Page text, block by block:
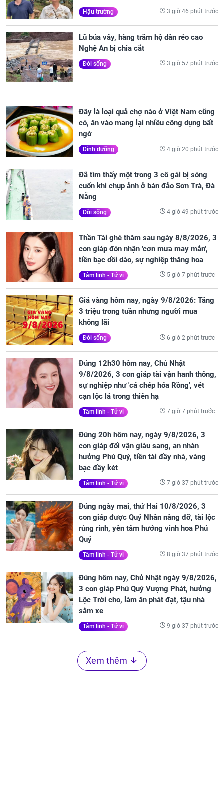
Hậu trường 3 giờ 46 phút trước
Lũ bủa vây, hàng trăm hộ dân rẻo cao
Nghệ An bị chia cắt
Đời sống 3 giờ 57 phút trước
Đây là loại quả chợ nào ở Việt Nam cũng
có, ăn vào mang lại nhiều công dụng bất
ngờ
Dinh dưỡng 4 giờ 20 phút trước
Đã tìm thấy một trong 3 cô gái bị sóng
cuốn khi chụp ảnh ở bán đảo Sơn Trà, Đà
Nẵng
Đời sống 4 giờ 49 phút trước
Thần Tài ghé thăm sau ngày 8/8/2026, 3
con giáp đón nhận 'cơn mưa may mắn',
tiền bạc dồi dào, sự nghiệp thăng hoa
Tâm linh - Tử vi 5 giờ 7 phút trước
Giá vàng hôm nay, ngày 9/8/2026: Tăng
3 triệu trong tuần nhưng người mua
không lãi
Đời sống 6 giờ 2 phút trước
Đúng 12h30 hôm nay, Chủ Nhật
9/8/2026, 3 con giáp tài vận hanh thông,
sự nghiệp như 'cá chép hóa Rồng', vét
cạn lộc lá trong thiên hạ
Tâm linh - Tử vi 7 giờ 7 phút trước
Đúng 20h hôm nay, ngày 9/8/2026, 3
con giáp đổi vận giàu sang, an nhàn
hưởng Phú Quý, tiền tài đầy nhà, vàng
bạc đầy két
Tâm linh - Tử vi 7 giờ 37 phút trước
Đúng ngày mai, thứ Hai 10/8/2026, 3
con giáp được Quý Nhân nâng đỡ, tài lộc
rủng rỉnh, yên tâm hưởng vinh hoa Phú
Quý
Tâm linh - Tử vi 8 giờ 37 phút trước
Đúng hôm nay, Chủ Nhật ngày 9/8/2026,
3 con giáp Phú Quý Vượng Phát, hưởng
Lộc Trời cho, làm ăn phát đạt, tậu nhà
sắm xe
Tâm linh - Tử vi 9 giờ 37 phút trước
Xem thêm